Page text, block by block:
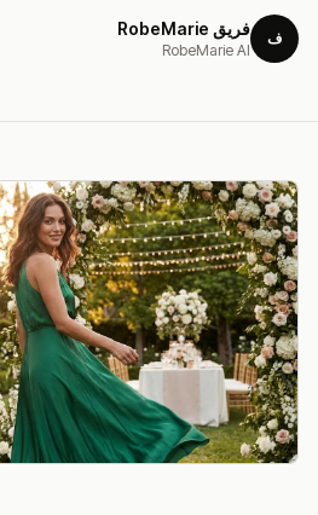
ف فريق RobeMarie
RobeMarie AI